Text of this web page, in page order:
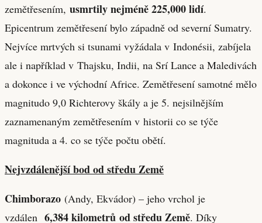
zemětřesením, usmrtily nejméně 225,000 lidí.
Epicentrum zemětřesení bylo západně od severní Sumatry.
Nejvíce mrtvých si tsunami vyžádala v Indonésii, zabíjela
ale i například v Thajsku, Indii, na Srí Lance a Maledivách
a dokonce i ve východní Africe. Zemětřesení samotné mělo
magnitudo 9,0 Richterovy škály a je 5. nejsilnějším
zaznamenaným zemětřesením v historii co se týče
magnituda a 4. co se týče počtu obětí.
Nejvzdálenější bod od středu Země
Chimborazo (Andy, Ekvádor) – jeho vrchol je
vzdálen 6,384 kilometrů od středu Země. Díky